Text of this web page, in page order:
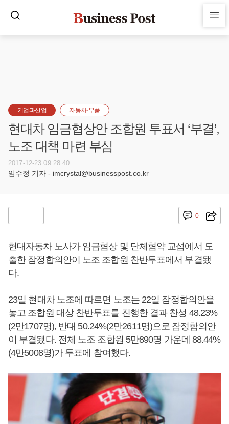
기업과산업 자동차·부품
현대차 임금협상안 조합원 투표서 ‘부결’,
노조 대책 마련 부심
2017-12-23 09:28:40
임수정 기자 - imcrystal@businesspost.co.kr
0
현대자동차 노사가 임금협상 및 단체협약 교섭에서 도
출한 잠정합의안이 노조 조합원 찬반투표에서 부결됐
다.
23일 현대차 노조에 따르면 노조는 22일 잠정합의안을
놓고 조합원 대상 찬반투표를 진행한 결과 찬성 48.23%
(2만1707명), 반대 50.24%(2만2611명)으로 잠정합의안
이 부결됐다. 전체 노조 조합원 5만890명 가운데 88.44%
(4만5008명)가 투표에 참여했다.